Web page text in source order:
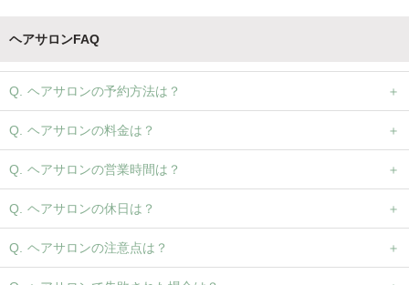
ヘアサロンFAQ
ヘアサロンの予約方法は？
ヘアサロンの料金は？
ヘアサロンの営業時間は？
ヘアサロンの休日は？
ヘアサロンの注意点は？